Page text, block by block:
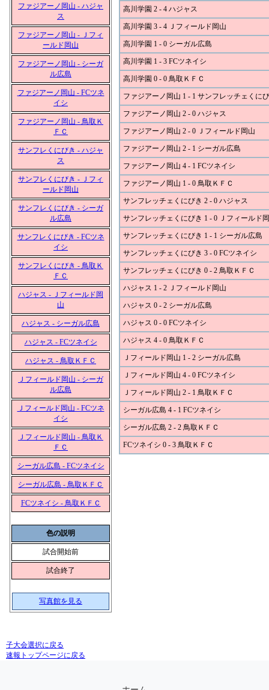
ファジアーノ岡山 - ハジャ
ス
ファジアーノ岡山 - Ｊフィ
ールド岡山
ファジアーノ岡山 - シーガ
ル広島
ファジアーノ岡山 - FCツネ
イシ
ファジアーノ岡山 - 鳥取Ｋ
ＦＣ
サンフレくにびき - ハジャ
ス
サンフレくにびき - Ｊフィ
ールド岡山
サンフレくにびき - シーガ
ル広島
サンフレくにびき - FCツネ
イシ
サンフレくにびき - 鳥取Ｋ
ＦＣ
ハジャス - Ｊフィールド岡
山
ハジャス - シーガル広島
ハジャス - FCツネイシ
ハジャス - 鳥取ＫＦＣ
Ｊフィールド岡山 - シーガ
ル広島
Ｊフィールド岡山 - FCツネ
イシ
Ｊフィールド岡山 - 鳥取Ｋ
ＦＣ
シーガル広島 - FCツネイシ
シーガル広島 - 鳥取ＫＦＣ
FCツネイシ - 鳥取ＫＦＣ
色の説明
試合開始前
試合終了
写真館を見る
高川学園 2 - 4 ハジャス
高川学園 3 - 4 Ｊフィールド岡山
高川学園 1 - 0 シーガル広島
高川学園 1 - 3 FCツネイシ
高川学園 0 - 0 鳥取ＫＦＣ
ファジアーノ岡山 1 - 1 サンフレッチェくに
ファジアーノ岡山 2 - 0 ハジャス
ファジアーノ岡山 2 - 0 Ｊフィールド岡山
ファジアーノ岡山 2 - 1 シーガル広島
ファジアーノ岡山 4 - 1 FCツネイシ
ファジアーノ岡山 1 - 0 鳥取ＫＦＣ
サンフレッチェくにびき 2 - 0 ハジャス
サンフレッチェくにびき 1 - 0 Ｊフィールド
サンフレッチェくにびき 1 - 1 シーガル広島
サンフレッチェくにびき 3 - 0 FCツネイシ
サンフレッチェくにびき 0 - 2 鳥取ＫＦＣ
ハジャス 1 - 2 Ｊフィールド岡山
ハジャス 0 - 2 シーガル広島
ハジャス 0 - 0 FCツネイシ
ハジャス 4 - 0 鳥取ＫＦＣ
Ｊフィールド岡山 1 - 2 シーガル広島
Ｊフィールド岡山 4 - 0 FCツネイシ
Ｊフィールド岡山 2 - 1 鳥取ＫＦＣ
シーガル広島 4 - 1 FCツネイシ
シーガル広島 2 - 2 鳥取ＫＦＣ
FCツネイシ 0 - 3 鳥取ＫＦＣ
子大会選択に戻る
速報トップページに戻る